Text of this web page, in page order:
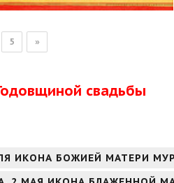
5 »
свадьбы
ИКОНА БОЖИЕЙ МАТЕРИ